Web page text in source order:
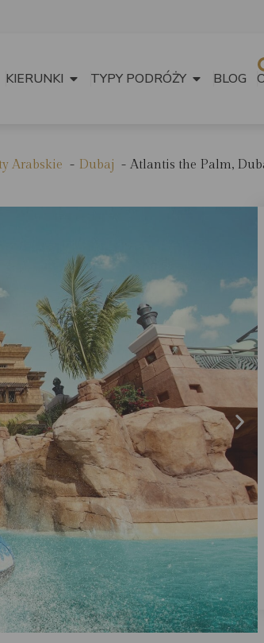
KIERUNKI TYPY PODRÓŻY BLOG
Arabskie Dubaj Atlantis the Palm,